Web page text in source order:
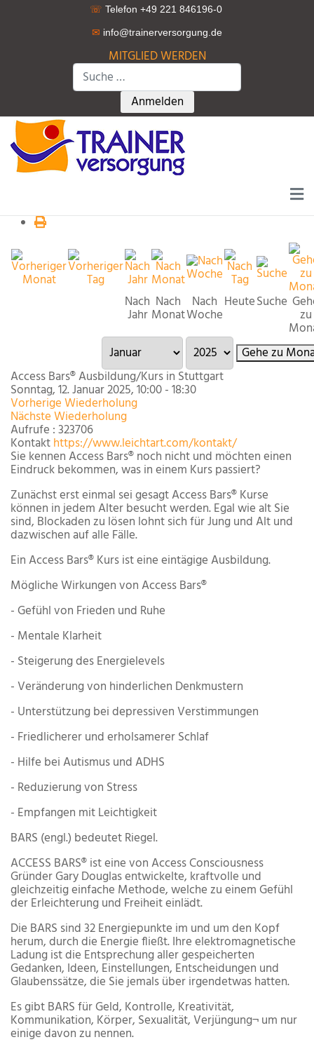
☏ Telefon +49 221 846196-0
✉ info@trainerversorgung.de
MITGLIED WERDEN
Suchen
Type 2 or more characters for
Anmelden
Nach
Jahr
Nach
Monat
Nach
Woche
HeuteSuche
zu
Gehe zu
Access Bars® Ausbildung/Kurs in Stuttgart
Sonntag, 12. Januar 2025, 10:00 - 18:30
Vorherige Wiederholung
Nächste Wiederholung
Aufrufe : 323706
Kontakthttps://www.leichtart.com/kontakt/
Sie kennen Access Bars® noch nicht und möchten einen
Eindruck bekommen, was in einem Kurs passiert?
Zunächst erst einmal sei gesagt Access Bars® Kurse
können in jedem Alter besucht werden. Egal wie alt Sie
sind, Blockaden zu lösen lohnt sich für Jung und Alt und
dazwischen auf alle Fälle.
Ein Access Bars® Kurs ist eine eintägige Ausbildung.
Mögliche Wirkungen von Access Bars®
- Gefühl von Frieden und Ruhe
- Mentale Klarheit
- Steigerung des Energielevels
- Veränderung von hinderlichen Denkmustern
- Unterstützung bei depressiven Verstimmungen
- Friedlicherer und erholsamerer Schlaf
- Hilfe bei Autismus und ADHS
- Reduzierung von Stress
- Empfangen mit Leichtigkeit
BARS (engl.) bedeutet Riegel.
ACCESS BARS® ist eine von Access Consciousness
Gründer Gary Douglas entwickelte, kraftvolle und
gleichzeitig einfache Methode, welche zu einem Gefühl
der Erleichterung und Freiheit einlädt.
Die BARS sind 32 Energiepunkte im und um den Kopf
herum, durch die Energie fließt. Ihre elektromagnetische
Ladung ist die Entsprechung aller gespeicherten
Gedanken, Ideen, Einstellungen, Entscheidungen und
Glaubenssätze, die Sie jemals über irgendetwas hatten.
Es gibt BARS für Geld, Kontrolle, Kreativität,
Kommunikation, Körper, Sexualität, Verjüngung¬ um nur
einige davon zu nennen.